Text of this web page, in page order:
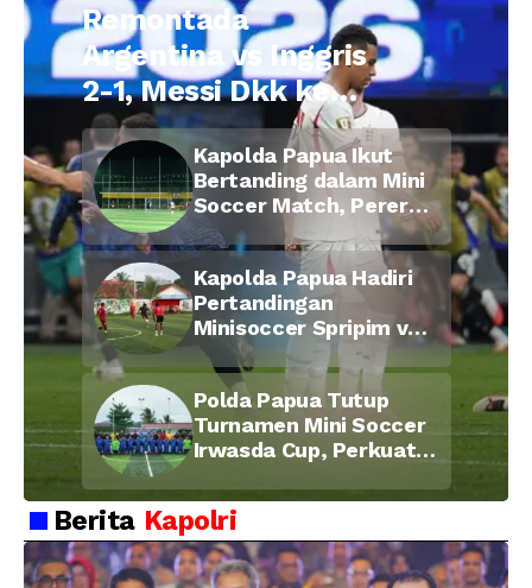
Remontada
Argentina vs Inggris
2-1, Messi Dkk ke
Final Piala Dunia
2026
Kapolda Papua Ikut
Bertanding dalam Mini
Soccer Match, Pererat
Kebersamaan Personel
di Bulan Ramadan
Kapolda Papua Hadiri
Pertandingan
Minisoccer Spripim vs
Bid Propam, Pererat
Soliditas dan
Kebersamaan Personel
Polda Papua Tutup
Turnamen Mini Soccer
Irwasda Cup, Perkuat
Kebersamaan Personel
Berita Kapolri